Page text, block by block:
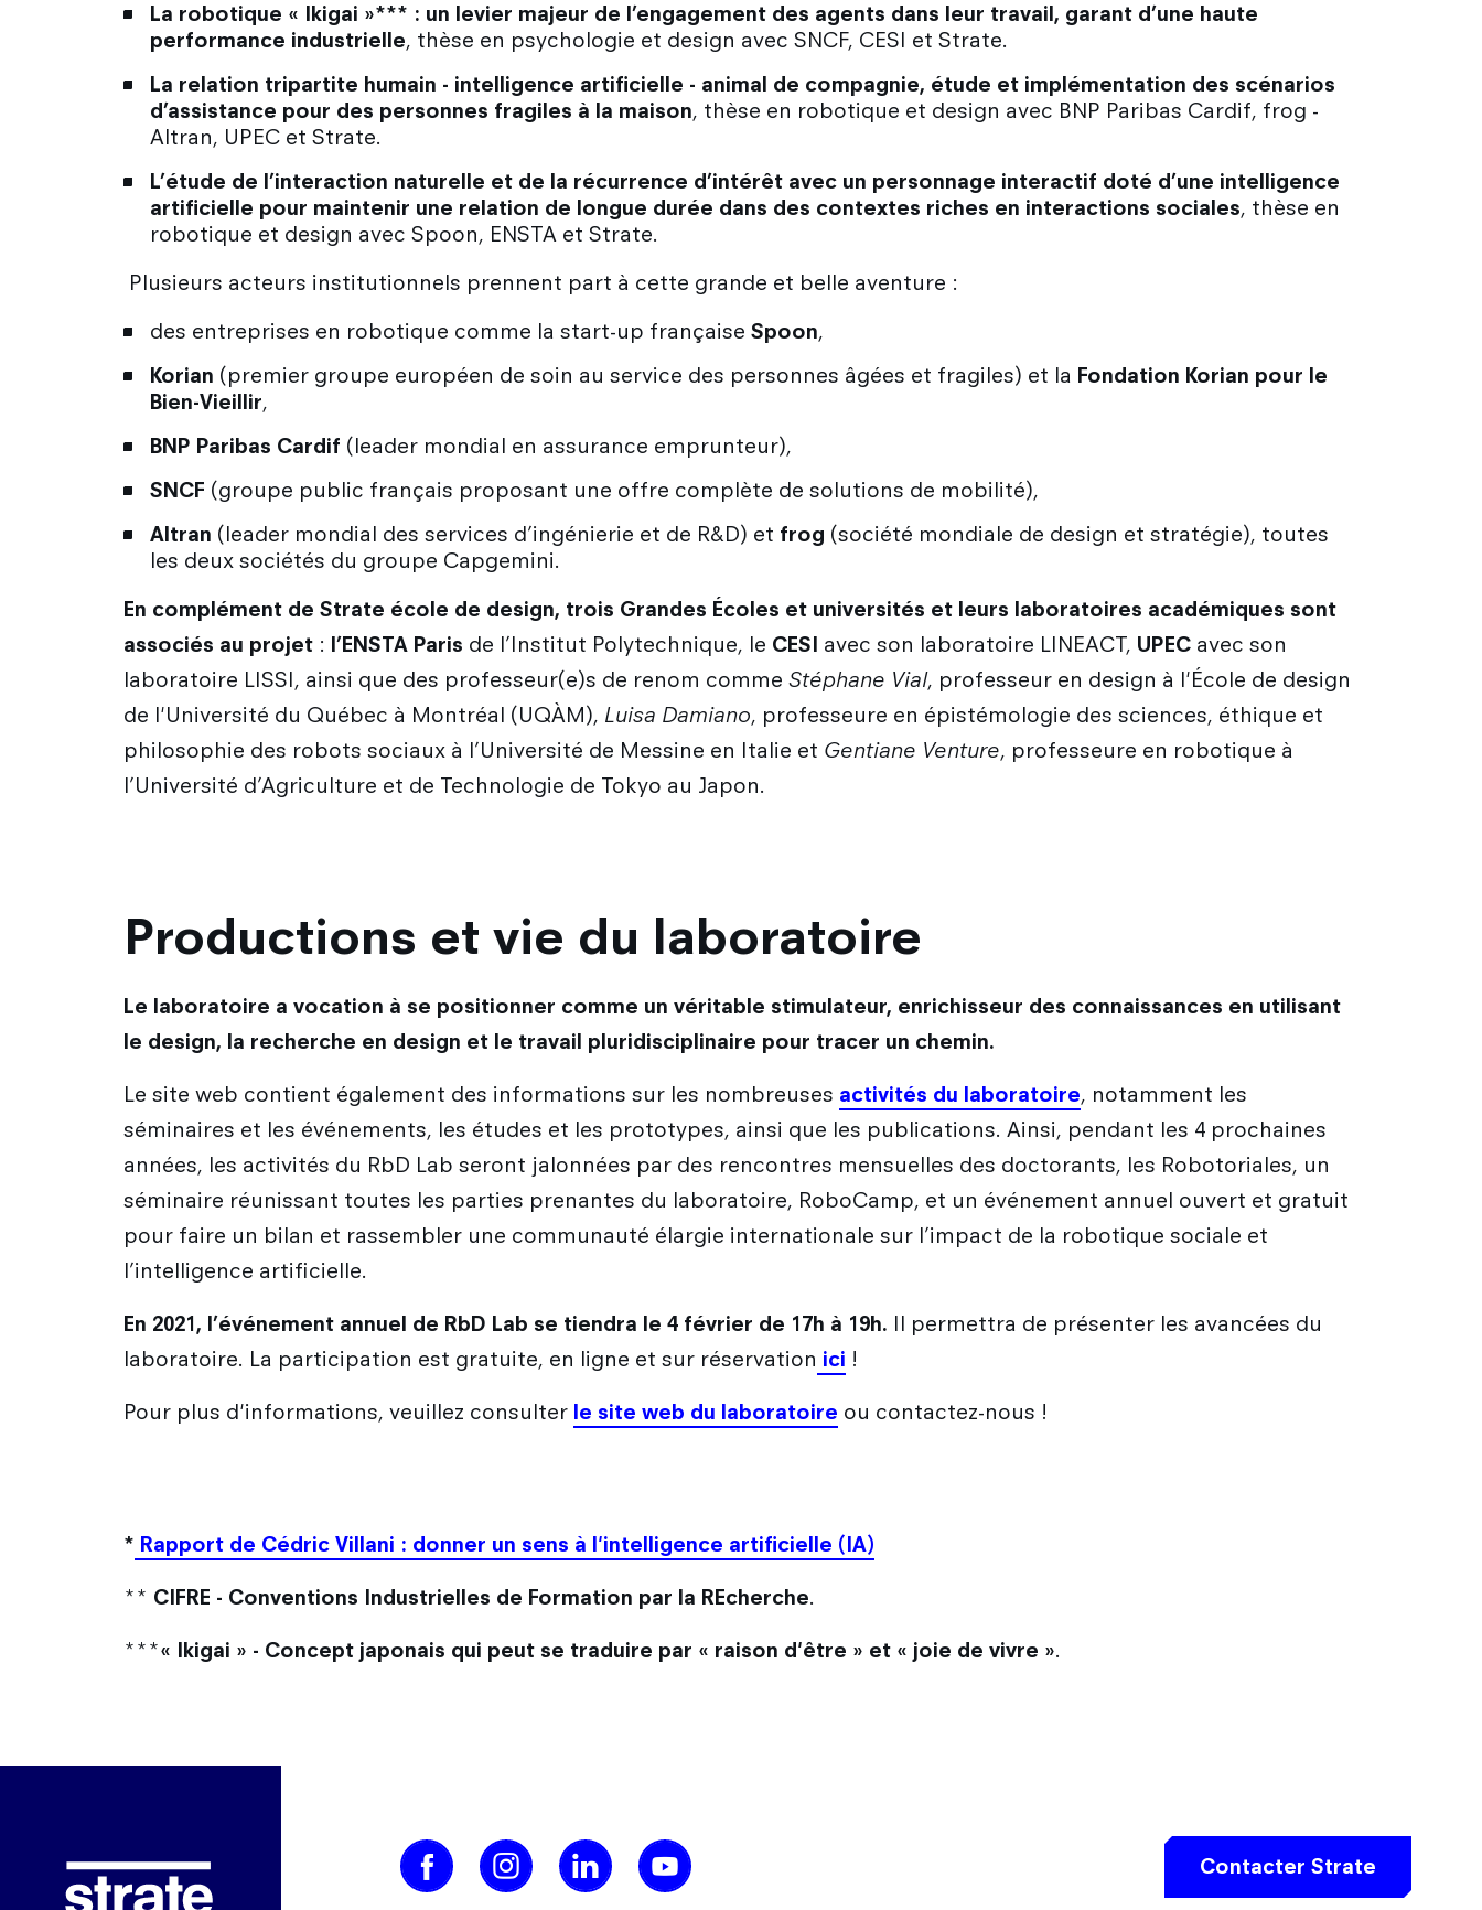
La robotique « Ikigai »*** : un levier majeur de l’engagement des agents dans leur travail, garant d’une haute
performance industrielle, thèse en psychologie et design avec SNCF, CESI et Strate.
La relation tripartite humain - intelligence artificielle - animal de compagnie, étude et implémentation des scénarios
d’assistance pour des personnes fragiles à la maison, thèse en robotique et design avec BNP Paribas Cardif, frog -
Altran, UPEC et Strate.
L’étude de l’interaction naturelle et de la récurrence d’intérêt avec un personnage interactif doté d’une intelligence
artificielle pour maintenir une relation de longue durée dans des contextes riches en interactions sociales, thèse en
robotique et design avec Spoon, ENSTA et Strate.
Plusieurs acteurs institutionnels prennent part à cette grande et belle aventure :
des entreprises en robotique comme la start-up française Spoon,
Korian (premier groupe européen de soin au service des personnes âgées et fragiles) et la Fondation Korian pour le
Bien-Vieillir,
BNP Paribas Cardif (leader mondial en assurance emprunteur),
SNCF (groupe public français proposant une offre complète de solutions de mobilité),
Altran (leader mondial des services d’ingénierie et de R&D) et frog (société mondiale de design et stratégie), toutes
les deux sociétés du groupe Capgemini.
En complément de Strate école de design, trois Grandes Écoles et universités et leurs laboratoires académiques sont
associés au projet : l’ENSTA Paris de l’Institut Polytechnique, le CESI avec son laboratoire LINEACT, UPEC avec son
laboratoire LISSI, ainsi que des professeur(e)s de renom comme Stéphane Vial, professeur en design à l'École de design
de l'Université du Québec à Montréal (UQÀM), Luisa Damiano, professeure en épistémologie des sciences, éthique et
philosophie des robots sociaux à l’Université de Messine en Italie et Gentiane Venture, professeure en robotique à
l’Université d’Agriculture et de Technologie de Tokyo au Japon.
Productions et vie du laboratoire
Le laboratoire a vocation à se positionner comme un véritable stimulateur, enrichisseur des connaissances en utilisant
le design, la recherche en design et le travail pluridisciplinaire pour tracer un chemin.
Le site web contient également des informations sur les nombreuses activités du laboratoire, notamment les
séminaires et les événements, les études et les prototypes, ainsi que les publications. Ainsi, pendant les 4 prochaines
années, les activités du RbD Lab seront jalonnées par des rencontres mensuelles des doctorants, les Robotoriales, un
séminaire réunissant toutes les parties prenantes du laboratoire, RoboCamp, et un événement annuel ouvert et gratuit
pour faire un bilan et rassembler une communauté élargie internationale sur l’impact de la robotique sociale et
l’intelligence artificielle.
En 2021, l’événement annuel de RbD Lab se tiendra le 4 février de 17h à 19h. Il permettra de présenter les avancées du
laboratoire. La participation est gratuite, en ligne et sur réservation ici !
Pour plus d'informations, veuillez consulter le site web du laboratoire ou contactez-nous !
* Rapport de Cédric Villani : donner un sens à l'intelligence artificielle (IA)
** CIFRE - Conventions Industrielles de Formation par la REcherche.
***« Ikigai » - Concept japonais qui peut se traduire par « raison d'être » et « joie de vivre ».
Image Contacter Strate